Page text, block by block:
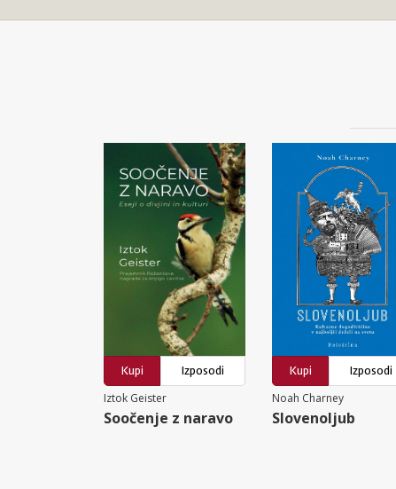
Kupi
Izposodi
Iztok Geister
Soočenje z naravo
Kupi
Izposodi
Noah Charney
Slovenoljub